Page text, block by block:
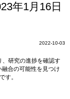
年1月16日
2022-10-03
、研究の進捗を確認す
合の可能性を見つけ
す。